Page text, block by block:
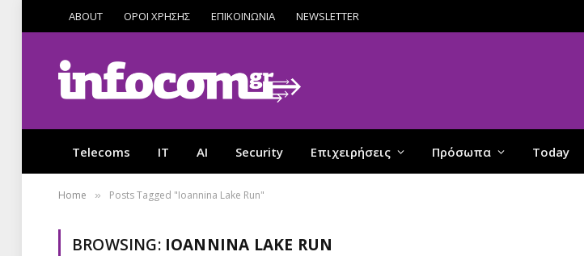
ABOUT ΟΡΟΙ ΧΡΗΣΗΣ ΕΠΙΚΟΙΝΩΝΙΑ NEWSLETTER
Telecoms IT AI Security Επιχειρήσεις Πρόσωπα Today
Home » Posts Tagged "Ioannina Lake Run"
BROWSING: IOANNINA LAKE RUN